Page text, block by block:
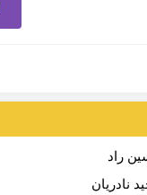
راد
نادریان